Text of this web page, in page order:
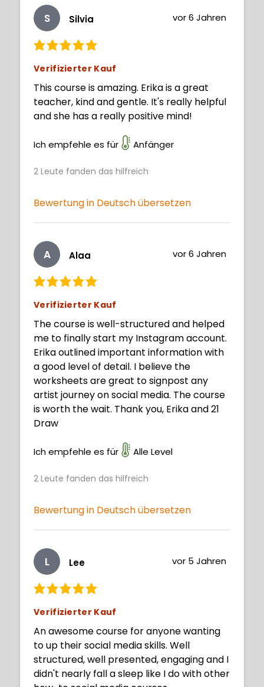
S Silvia vor 6 Jahren
Verifizierter Kauf
This course is amazing. Erika is a great
teacher, kind and gentle. It's really helpful
and she has a really positive mind!
Ich empfehle es für Anfänger
2 Leute fanden das hilfreich
Bewertung in Deutsch übersetzen
A Alaa vor 6 Jahren
Verifizierter Kauf
The course is well-structured and helped
me to finally start my Instagram account.
Erika outlined important information with
a good level of detail. I believe the
worksheets are great to signpost any
artist journey on social media. The course
is worth the wait. Thank you, Erika and 21
Draw
Ich empfehle es für Alle Level
2 Leute fanden das hilfreich
Bewertung in Deutsch übersetzen
L Lee vor 5 Jahren
Verifizierter Kauf
An awesome course for anyone wanting
to up their social media skills. Well
structured, well presented, engaging and I
didn't nearly fall a sleep like I do with other